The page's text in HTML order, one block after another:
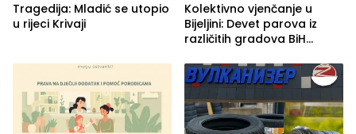
Tragedija: Mladić se utopio
u rijeci Krivaji
Kolektivno vjenčanje u
Bijeljini: Devet parova iz
različitih gradova BiH